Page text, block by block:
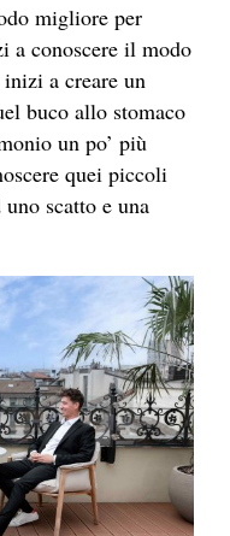
migliore per
a conoscere il modo
a creare un
buco allo stomaco
un po’ più
quei piccoli
scatto e una